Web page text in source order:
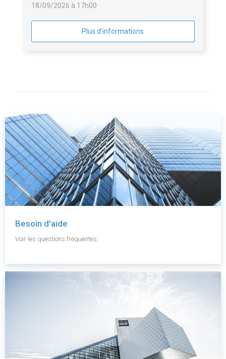
18/09/2026 à 17h00
Plus d'informations
Besoin d'aide
Voir les questions fréquentes.